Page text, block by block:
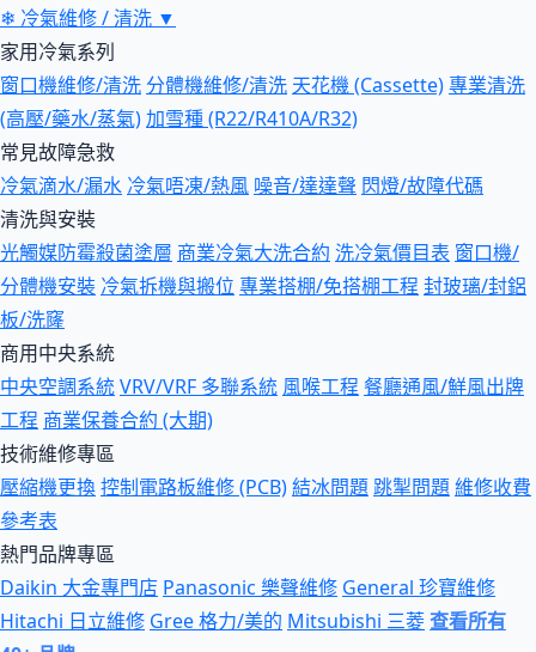
❄ 冷氣維修 / 清洗 ▼
家用冷氣系列
窗口機維修/清洗 分體機維修/清洗 天花機 (Cassette)專業清洗
(高壓/藥水/蒸氣)加雪種 (R22/R410A/R32)
常見故障急救
冷氣滴水/漏水 冷氣唔凍/熱風 噪音/達達聲 閃燈/故障代碼
清洗與安裝
光觸媒防霉殺菌塗層 商業冷氣大洗合約 洗冷氣價目表 窗口機/
分體機安裝 冷氣拆機與搬位 專業搭棚/免搭棚工程 封玻璃/封鋁
板/洗窿
商用中央系統
中央空調系統VRV/VRF 多聯系統 風喉工程 餐廳通風/鮮風出牌
工程 商業保養合約 (大期)
技術維修專區
壓縮機更換控制電路板維修 (PCB)結冰問題跳掣問題維修收費
參考表
熱門品牌專區
Daikin 大金專門店 Panasonic 樂聲維修 General 珍寶維修
Hitachi 日立維修 Gree 格力/美的 Mitsubishi 三菱查看所有